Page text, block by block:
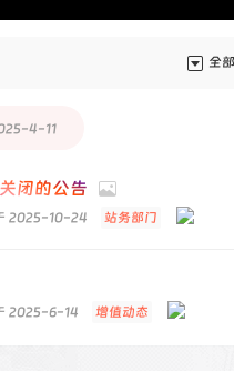
全
4-11
闭的公告
2025-10-24 站务部门
2025-6-14 增值动态